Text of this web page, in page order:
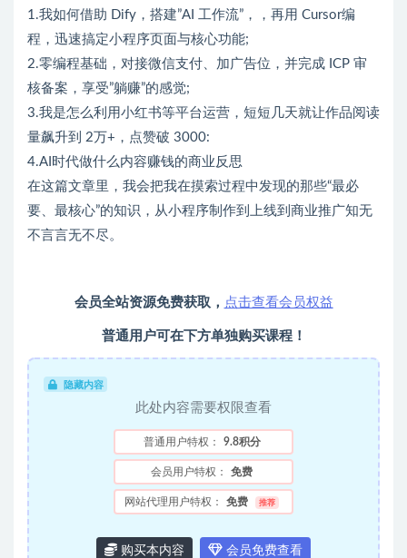
1.我如何借助 Dify，搭建”AI 工作流”，，再用 Cursor编
程，迅速搞定小程序页面与核心功能;
2.零编程基础，对接微信支付、加广告位，并完成 ICP 审
核备案，享受”躺赚”的感觉;
3.我是怎么利用小红书等平台运营，短短几天就让作品阅读
量飙升到 2万+，点赞破 3000:
4.AI时代做什么内容赚钱的商业反思
在这篇文章里，我会把我在摸索过程中发现的那些“最必
要、最核心”的知识，从小程序制作到上线到商业推广知无
不言言无不尽。
会员全站资源免费获取， 点击查看会员权益
普通用户可在下方单独购买课程！
隐藏内容
此处内容需要权限查看
普通用户特权： 9.8积分
会员用户特权： 免费
网站代理用户特权： 免费 推荐
购买本内容 会员免费查看